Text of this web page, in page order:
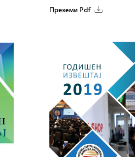
Преземи Pdf